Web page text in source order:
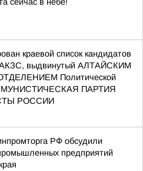
краевой список кандидатов
АКЗС, выдвинутый АЛТАЙСКИМ
Политической
ПАРТИЯ
РОССИИ
РФ обсудили
предприятий